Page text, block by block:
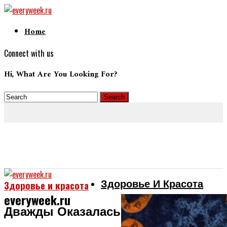
Home
Connect with us
Hi, What Are You Looking For?
everyweek.ru
Здоровье И Красота
Здоровье и красота
Дважды Оказалась Запертой В